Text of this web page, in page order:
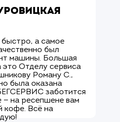
быстро, а самое
был
машины. Большая
это Отделу сервиса
Роману С.,
была оказана
заботится
— на ресепшене вам
кофе. Всё на